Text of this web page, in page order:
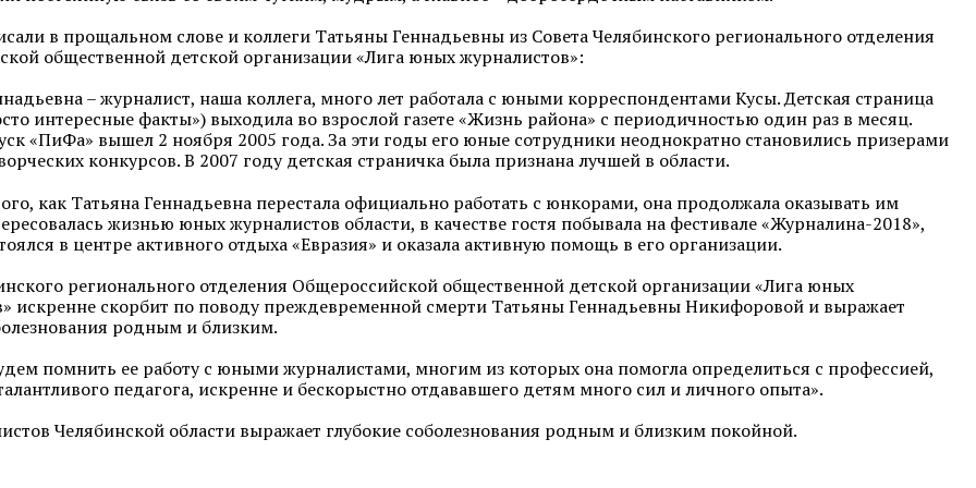
в прощальном слове и коллеги Татьяны Геннадьевны из Совета Челябинского регионального отделения
общественной детской организации «Лига юных журналистов»:
– журналист, наша коллега, много лет работала с юными корреспондентами Кусы. Детская страница
интересные факты») выходила во взрослой газете «Жизнь района» с периодичностью один раз в месяц.
«ПиФа» вышел 2 ноября 2005 года. За эти годы его юные сотрудники неоднократно становились призерами
конкурсов. В 2007 году детская страничка была признана лучшей в области.
как Татьяна Геннадьевна перестала официально работать с юнкорами, она продолжала оказывать им
жизнью юных журналистов области, в качестве гостя побывала на фестивале «Журналина-2018»,
в центре активного отдыха «Евразия» и оказала активную помощь в его организации.
регионального отделения Общероссийской общественной детской организации «Лига юных
искренне скорбит по поводу преждевременной смерти Татьяны Геннадьевны Никифоровой и выражает
родным и близким.
помнить ее работу с юными журналистами, многим из которых она помогла определиться с профессией,
педагога, искренне и бескорыстно отдававшего детям много сил и личного опыта».
Челябинской области выражает глубокие соболезнования родным и близким покойной.